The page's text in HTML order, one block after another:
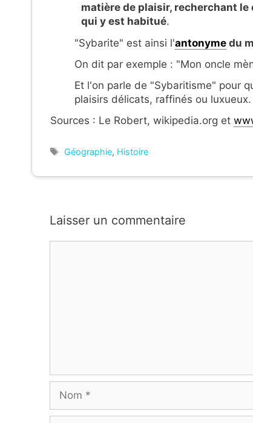
matière de plaisir, recherchant le
qui y est habitué.
"Sybarite" est ainsi l'antonyme du
On dit par exemple : "Mon oncle
Et l'on parle de "Sybaritisme" pour
plaisirs délicats, raffinés ou luxueux.
Sources : Le Robert, wikipedia.org et
Étiquettes
Géographie, Histoire
Laisser un commentaire